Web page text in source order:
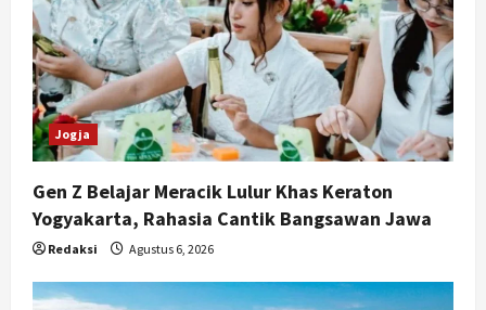
Jogja
Gen Z Belajar Meracik Lulur Khas Keraton
Yogyakarta, Rahasia Cantik Bangsawan Jawa
Redaksi Agustus 6, 2026